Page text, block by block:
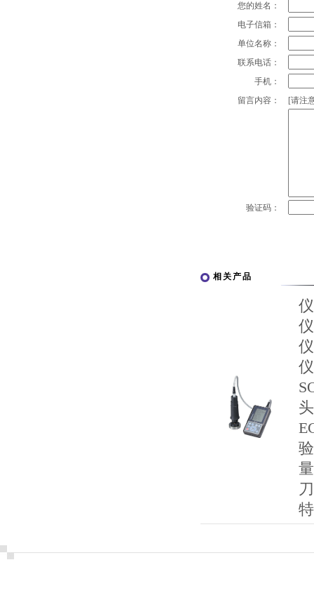
您的姓名：
电子信箱：
单位名称：
联系电话：
手机：
留言内容：
[请注
验证码：
相关产品